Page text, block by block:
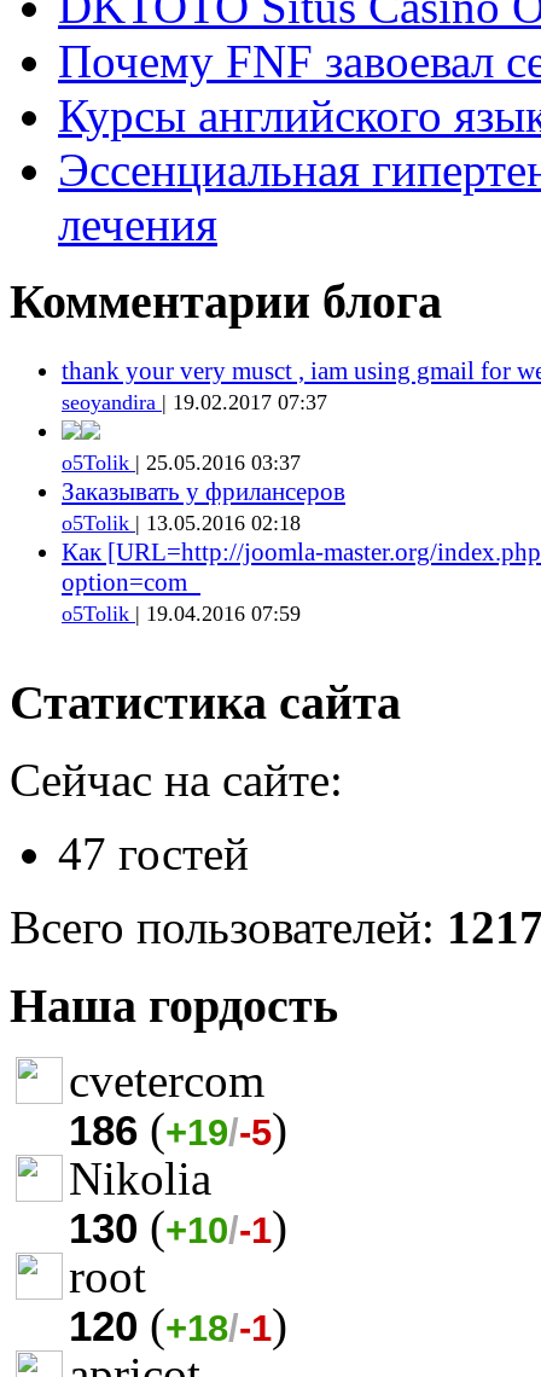
Почему FNF завоевал
Курсы английского
Эссенциальная
лечения
Комментарии блога
thank your very musct , iam using gmail for
seoyandira | 19.02.2017 07:37
o5Tolik | 25.05.2016 03:37
Заказывать у фрилансеров
o5Tolik | 13.05.2016 02:18
Как [URL=http://joomla-master.org/
option=com_
o5Tolik | 19.04.2016 07:59
Статистика сайта
Сейчас на сайте:
47 гостей
Всего пользователей:
Наша гордость
cvetercom
186 (+19/-5)
Nikolia
130 (+10/-1)
root
120 (+18/-1)